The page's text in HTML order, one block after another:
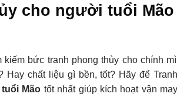
cho người tuổi
kiếm bức tranh phong thủy cho chính
Hay chất liệu gì bền, tốt? Hãy để
Mão tốt nhất giúp kích hoạt vận